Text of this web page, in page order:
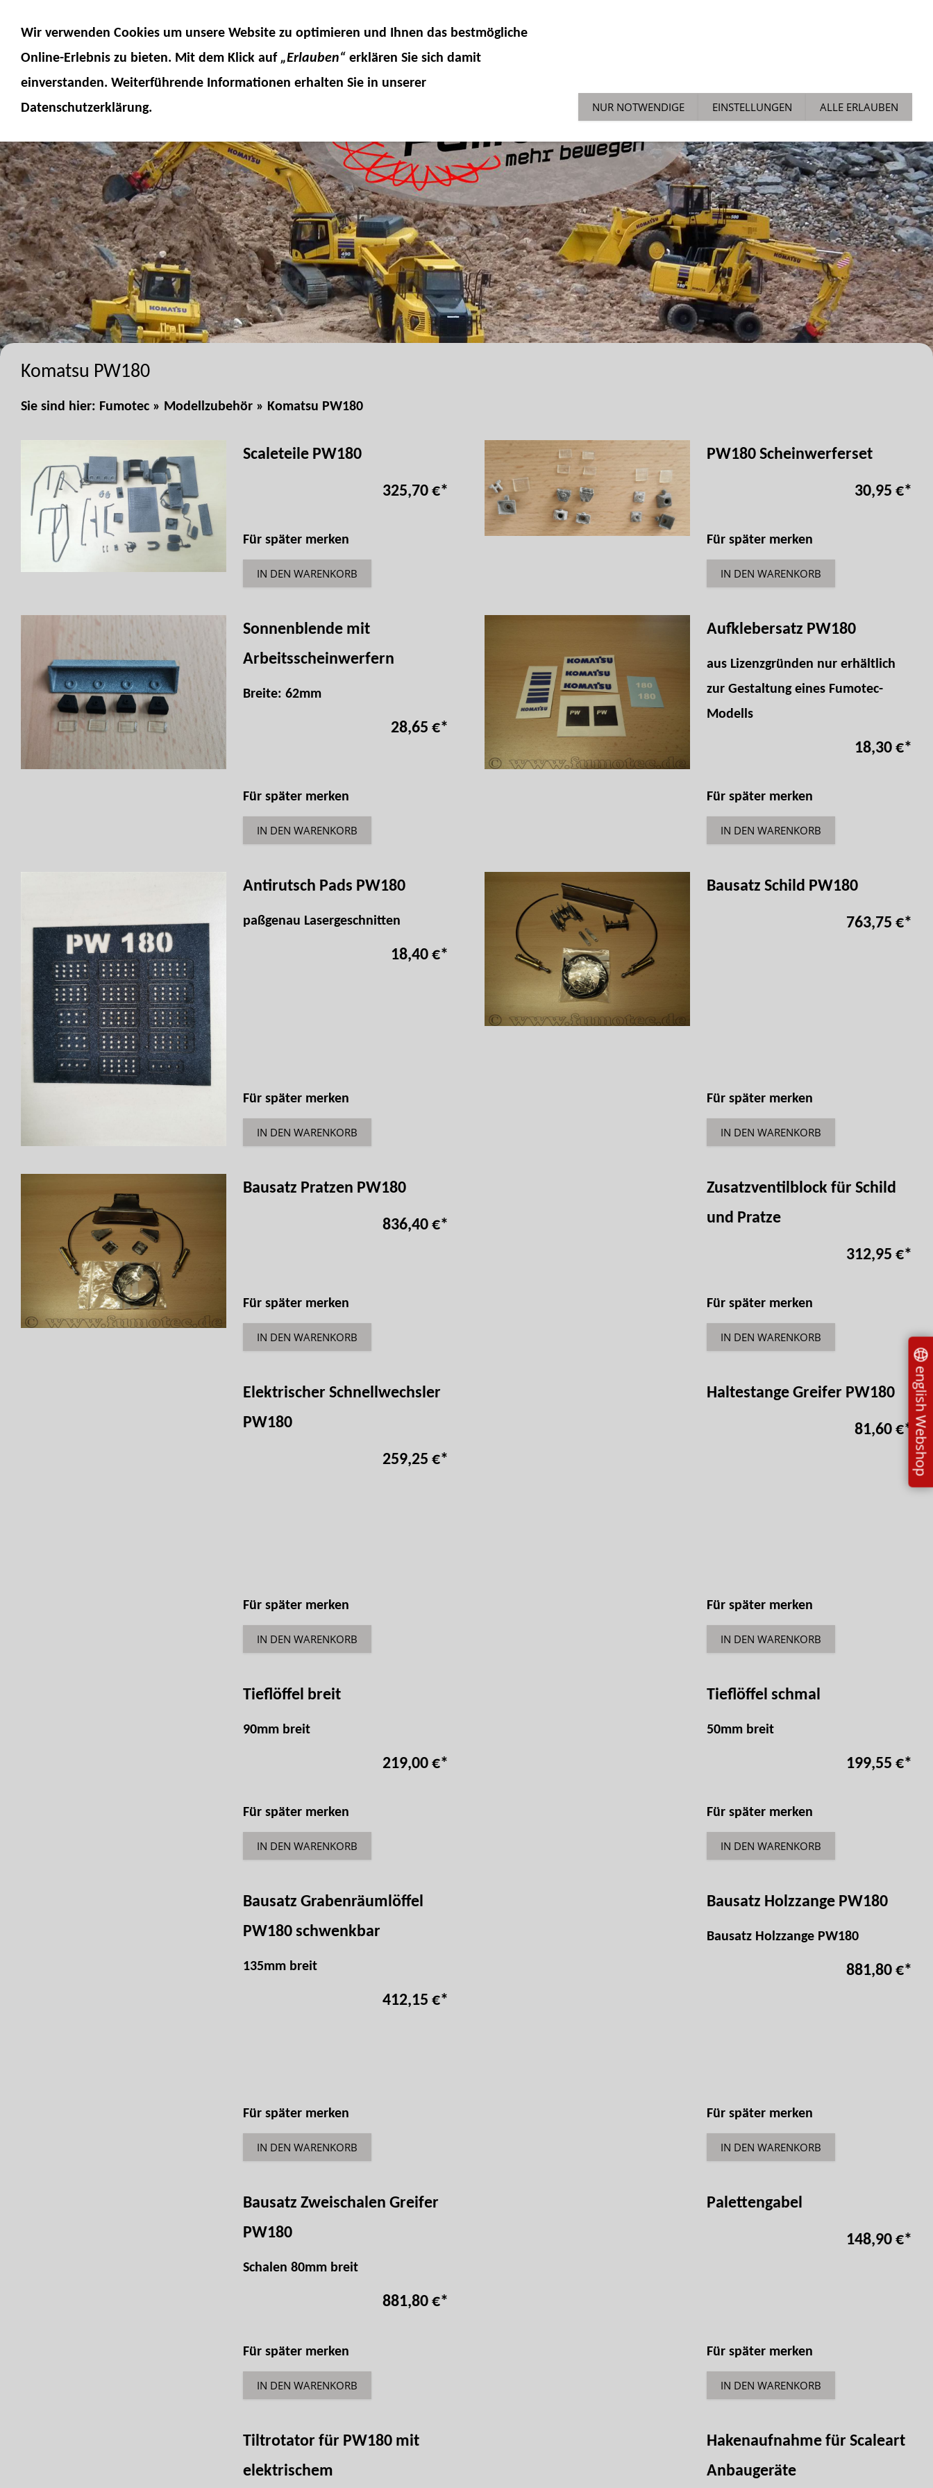
FUMOTEC ONLINESHOP SONDERAKTIONEN ENGLISH-SHOP
Komatsu PW180
Sie sind hier: Fumotec » Modellzubehör » Komatsu PW180
Scaleteile PW180
325,70 €*
Für später merken
IN DEN WARENKORB
PW180 Scheinwerferset
30,95 €*
Für später merken
IN DEN WARENKORB
Sonnenblende mit
Arbeitsscheinwerfern
Breite: 62mm
28,65 €*
Für später merken
IN DEN WARENKORB
Aufklebersatz PW180
aus Lizenzgründen nur erhältlich
zur Gestaltung eines Fumotec-
Modells
18,30 €*
Für später merken
IN DEN WARENKORB
Antirutsch Pads PW180
paßgenau Lasergeschnitten
18,40 €*
Für später merken
IN DEN WARENKORB
Bausatz Schild PW180
763,75 €*
Für später merken
IN DEN WARENKORB
Bausatz Pratzen PW180
836,40 €*
Für später merken
IN DEN WARENKORB
Zusatzventilblock für Schild
und Pratze
312,95 €*
Für später merken
IN DEN WARENKORB
Elektrischer Schnellwechsler
PW180
259,25 €*
Für später merken
IN DEN WARENKORB
Haltestange Greifer PW180
81,60 €*
Für später merken
IN DEN WARENKORB
Tieflöffel breit
90mm breit
219,00 €*
Für später merken
IN DEN WARENKORB
Tieflöffel schmal
50mm breit
199,55 €*
Für später merken
IN DEN WARENKORB
Bausatz Grabenräumlöffel
PW180 schwenkbar
135mm breit
412,15 €*
Für später merken
IN DEN WARENKORB
Bausatz Holzzange PW180
Bausatz Holzzange PW180
881,80 €*
Für später merken
IN DEN WARENKORB
Bausatz Zweischalen Greifer
PW180
Schalen 80mm breit
881,80 €*
Für später merken
IN DEN WARENKORB
Palettengabel
148,90 €*
Für später merken
IN DEN WARENKORB
Tiltrotator für PW180 mit
elektrischem
Hakenaufnahme für Scaleart
Anbaugeräte
english Webshop
Wir verwenden Cookies um unsere Website zu optimieren und Ihnen das bestmögliche
Online-Erlebnis zu bieten. Mit dem Klick auf „Erlauben“ erklären Sie sich damit
einverstanden. Weiterführende Informationen erhalten Sie in unserer
Datenschutzerklärung.
NUR NOTWENDIGE EINSTELLUNGEN ALLE ERLAUBEN